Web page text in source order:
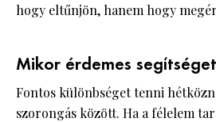
hogy eltűnjön, hanem hogy
Mikor érdemes
Fontos különbséget tenni
szorongás között. Ha a félelem